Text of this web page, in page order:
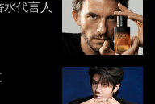
代言人